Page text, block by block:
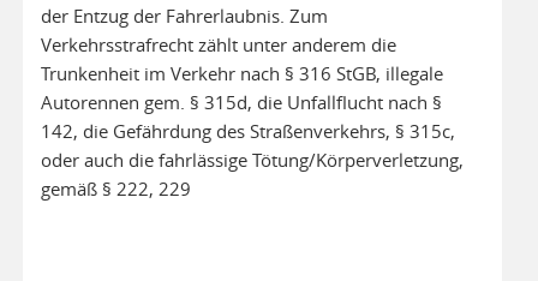
der Entzug der Fahrerlaubnis. Zum
Verkehrsstrafrecht zählt unter anderem die
Trunkenheit im Verkehr nach § 316 StGB, illegale
Autorennen gem. § 315d, die Unfallflucht nach §
142, die Gefährdung des Straßenverkehrs, § 315c,
oder auch die fahrlässige Tötung/Körperverletzung,
gemäß § 222, 229